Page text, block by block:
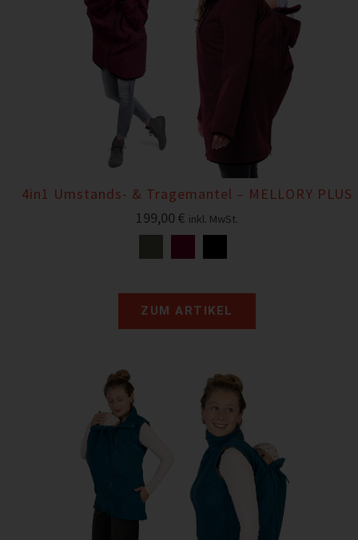
4in1 Umstands- & Tragemantel – MELLORY PLUS
199,00 € inkl. MwSt.
ZUM ARTIKEL